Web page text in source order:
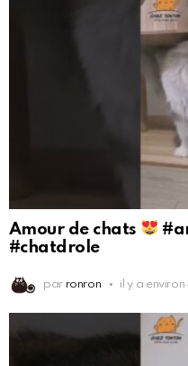
Amour de chats
#chatdrole
par ronron il y a environ